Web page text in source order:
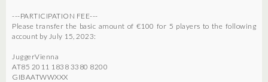
---PARTICIPATION FEE---
Please transfer the basic amount of €100 for 5 players to the following
account by July 15, 2023:
JuggerVienna
AT85 2011 1838 3380 8200
GIBAATWWXXX